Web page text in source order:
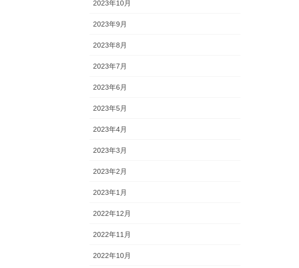
2023年10月
2023年9月
2023年8月
2023年7月
2023年6月
2023年5月
2023年4月
2023年3月
2023年2月
2023年1月
2022年12月
2022年11月
2022年10月